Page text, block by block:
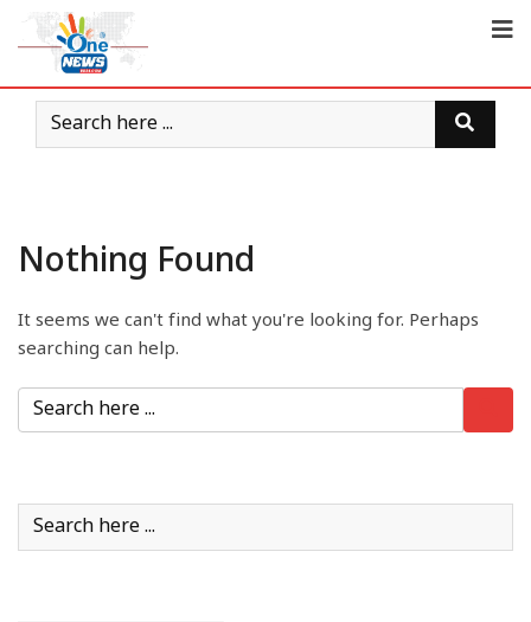
Nothing Found
It seems we can't find what you're looking for. Perhaps
searching can help.